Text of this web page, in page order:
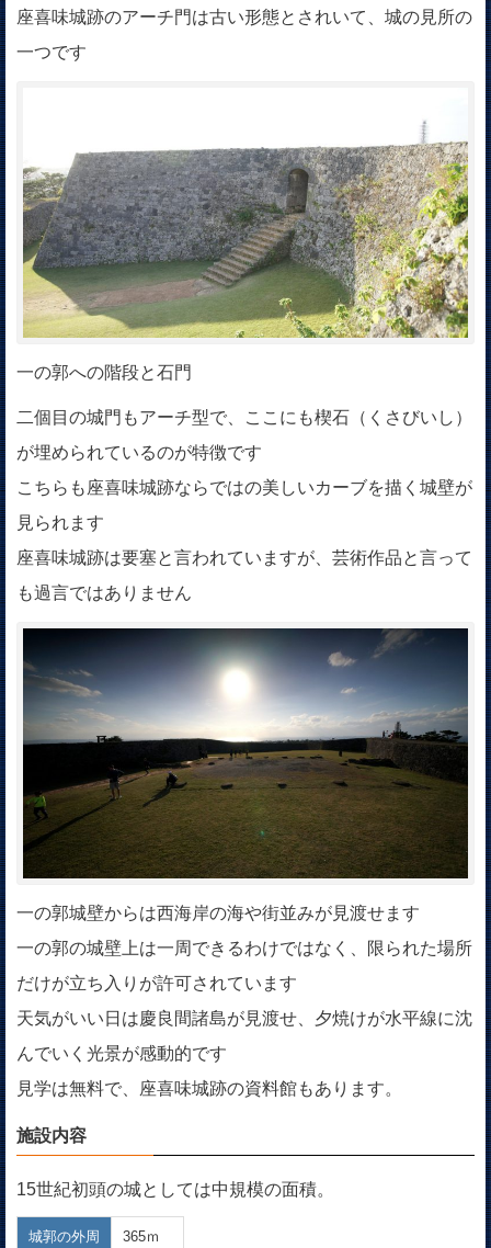
座喜味城跡のアーチ門は古い形態とされいて、城の見所の
一つです
一の郭への階段と石門
二個目の城門もアーチ型で、ここにも楔石（くさびいし）
が埋められているのが特徴です
こちらも座喜味城跡ならではの美しいカーブを描く城壁が
見られます
座喜味城跡は要塞と言われていますが、芸術作品と言って
も過言ではありません
一の郭城壁からは西海岸の海や街並みが見渡せます
一の郭の城壁上は一周できるわけではなく、限られた場所
だけが立ち入りが許可されています
天気がいい日は慶良間諸島が見渡せ、夕焼けが水平線に沈
んでいく光景が感動的です
見学は無料で、座喜味城跡の資料館もあります。
施設内容
15世紀初頭の城としては中規模の面積。
城郭の外周 365ｍ